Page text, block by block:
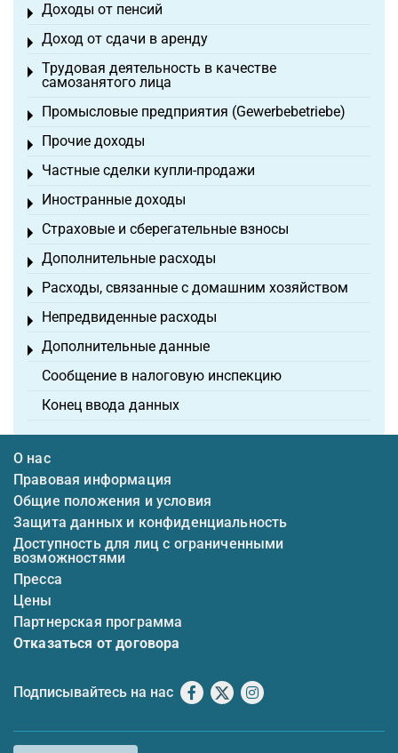
Доходы от пенсий
Toggle menu
Доход от сдачи в аренду
Toggle menu
Трудовая деятельность в качестве
самозанятого лица
Toggle menu
Промысловые предприятия (Gewerbebetriebe)
Toggle menu
Прочие доходы
Toggle menu
Частные сделки купли-продажи
Toggle menu
Иностранные доходы
Toggle menu
Страховые и сберегательные взносы
Toggle menu
Дополнительные расходы
Toggle menu
Расходы, связанные с домашним хозяйством
Toggle menu
Непредвиденные расходы
Toggle menu
Дополнительные данные
Toggle menu
Сообщение в налоговую инспекцию
Конец ввода данных
О нас
Правовая информация
Общие положения и условия
Защита данных и конфиденциальность
Доступность для лиц с ограниченными
возможностями
Пресса
Цены
Партнерская программа
Отказаться от договора
Подписывайтесь на нас Facebook
X Instagram